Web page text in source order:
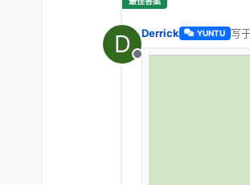
D
离线
Derrick YUNTU 写
最